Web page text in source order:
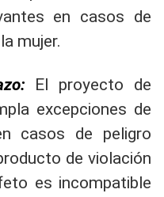
en casos de
mujer.
El proyecto de
excepciones de
casos de peligro
de violación
es incompatible